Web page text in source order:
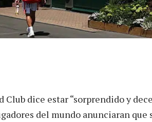
Club dice estar “sorprendido y
del mundo anunciaran